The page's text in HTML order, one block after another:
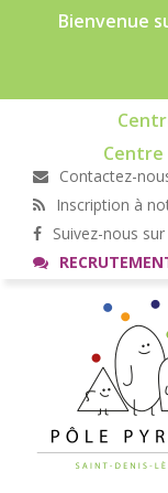
Bienvenue
Centre
Contactez-
Inscription à
Suivez-nous